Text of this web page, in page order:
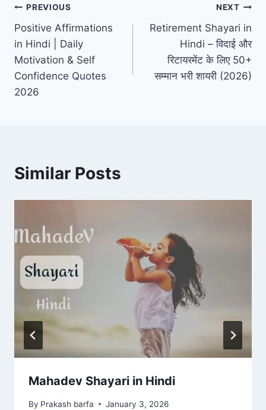
Post
navigation
PREVIOUS
Positive Affirmations
in Hindi | Daily
Motivation & Self
Confidence Quotes
2026
NEXT
Retirement Shayari in
Hindi – विदाई और
रिटायरमेंट के लिए 50+
सम्मान भरी शायरी (2026)
Similar Posts
Mahadev Shayari in Hindi
By Prakash barfa January 3, 2026